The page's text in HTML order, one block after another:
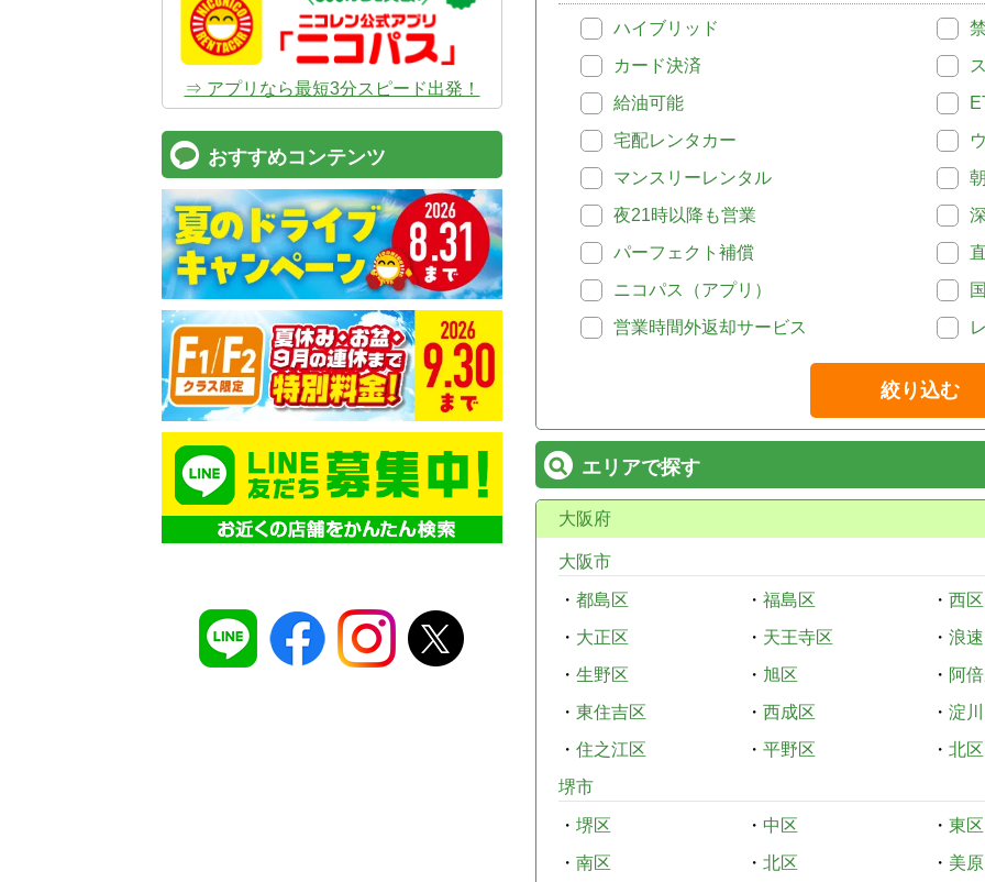
ハイブリッド
カード決済
給油可能
宅配レンタカー
マンスリーレンタル
夜21時以降も営業
パーフェクト補償
ニコパス（アプリ）
営業時間外返却サービス
絞り込む
エリアで探す
大阪府
大阪市
・ 都島区 ・ 福島区 ・ 西区
・ 大正区 ・ 天王寺区 ・ 浪
・ 生野区 ・ 旭区 ・ 阿
・ 東住吉区 ・ 西成区 ・ 淀
・ 住之江区 ・ 平野区 ・ 北区
堺市
・ 堺区 ・ 中区 ・ 東区
・ 南区 ・ 北区 ・ 美
⇒ アプリなら最短3分スピード出発！
おすすめコンテンツ